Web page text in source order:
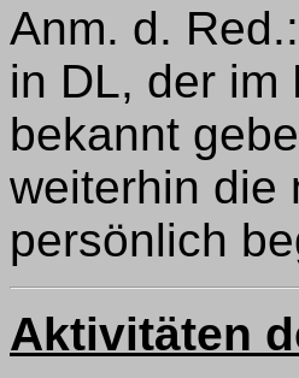
Anm. d.
in DL, der im
bekannt
weiterhin die
persönlich
Aktivitäten